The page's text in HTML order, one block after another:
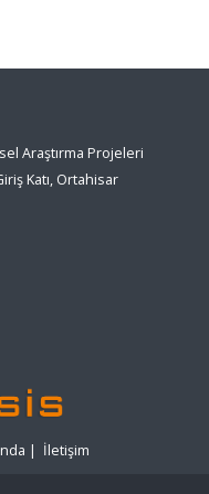
Araştırma Projeleri
Katı, Ortahisar
| İletişim